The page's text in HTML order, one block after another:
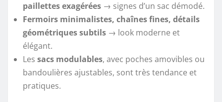
paillettes exagérées → signes d’un sac démodé.
Fermoirs minimalistes, chaînes fines, détails
géométriques subtils → look moderne et
élégant.
Les sacs modulables, avec poches amovibles ou
bandoulières ajustables, sont très tendance et
pratiques.